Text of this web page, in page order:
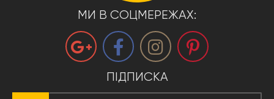
МИ В СОЦМЕРЕЖАХ:
ПІДПИСКА